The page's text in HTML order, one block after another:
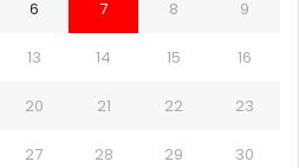
6 7 8 9
13 14 15 16
20 21 22 23
27 28 29 30